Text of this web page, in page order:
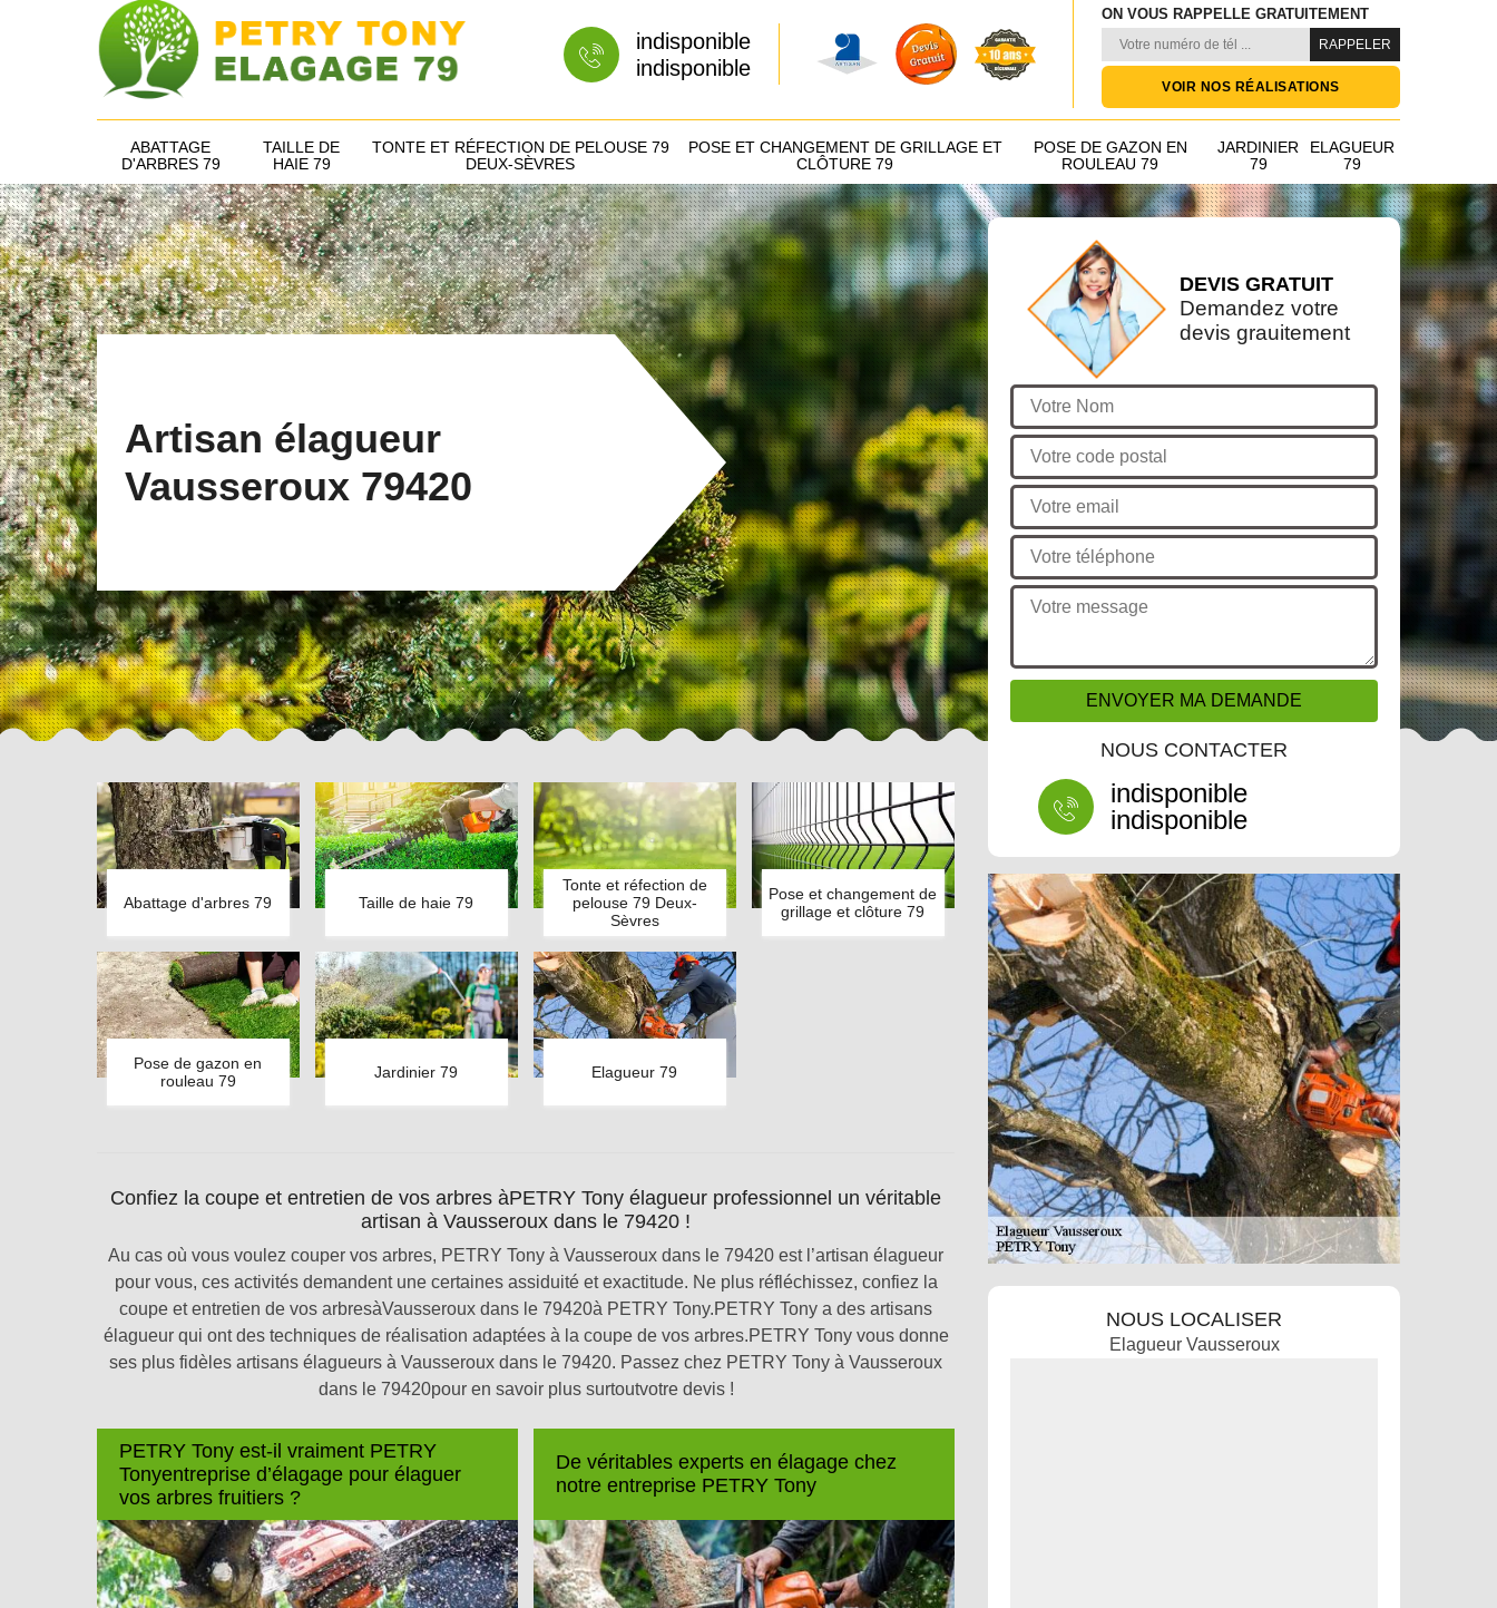
indisponible
indisponible
ON VOUS RAPPELLE GRATUITEMENT
VOIR NOS RÉALISATIONS
ABATTAGE
D'ARBRES 79
TAILLE DE
HAIE 79
TONTE ET RÉFECTION DE PELOUSE 79
DEUX-SÈVRES
POSE ET CHANGEMENT DE GRILLAGE ET
CLÔTURE 79
POSE DE GAZON EN
ROULEAU 79
JARDINIER
79
ELAGUEUR
79
Artisan élagueur
Vausseroux 79420
Abattage d'arbres 79 Taille de haie 79
Tonte et réfection de
pelouse 79 Deux-
Sèvres
Pose et changement de
grillage et clôture 79
Pose de gazon en
rouleau 79
Jardinier 79 Elagueur 79
Confiez la coupe et entretien de vos arbres àPETRY Tony élagueur professionnel un véritable
artisan à Vausseroux dans le 79420 !
Au cas où vous voulez couper vos arbres, PETRY Tony à Vausseroux dans le 79420 est l’artisan élagueur
pour vous, ces activités demandent une certaines assiduité et exactitude. Ne plus réfléchissez, confiez la
coupe et entretien de vos arbresàVausseroux dans le 79420à PETRY Tony.PETRY Tony a des artisans
élagueur qui ont des techniques de réalisation adaptées à la coupe de vos arbres.PETRY Tony vous donne
ses plus fidèles artisans élagueurs à Vausseroux dans le 79420. Passez chez PETRY Tony à Vausseroux
dans le 79420pour en savoir plus surtoutvotre devis !
PETRY Tony est-il vraiment PETRY
Tonyentreprise d’élagage pour élaguer
vos arbres fruitiers ?
De véritables experts en élagage chez
notre entreprise PETRY Tony
DEVIS GRATUIT
Demandez votre
devis grauitement
NOUS CONTACTER
indisponible
indisponible
NOUS LOCALISER
Elagueur Vausseroux